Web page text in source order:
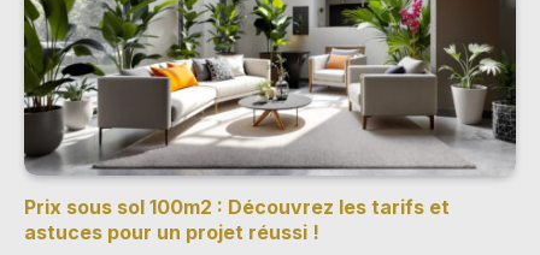
Prix sous sol 100m2 : Découvrez les tarifs et
astuces pour un projet réussi !